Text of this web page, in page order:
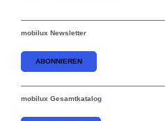
mobilux Newsletter
ABONNIEREN
mobilux Gesamtkatalog